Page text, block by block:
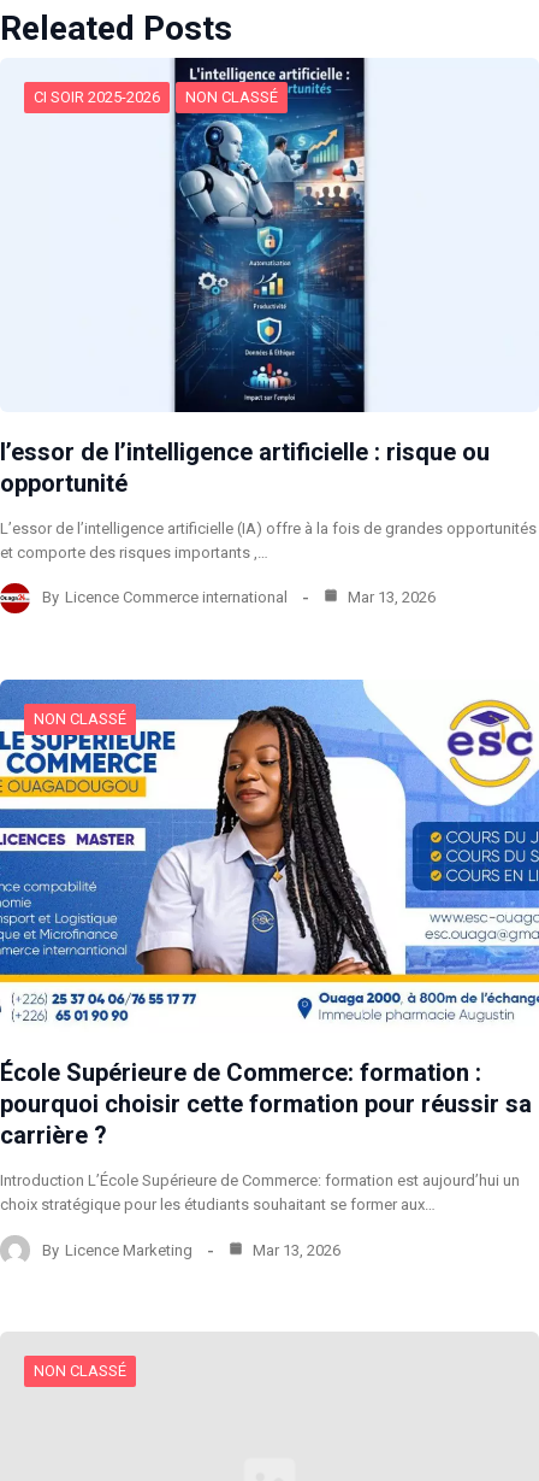
Releated Posts
CI SOIR 2025-2026 NON CLASSÉ
l’essor de l’intelligence artificielle : risque ou
opportunité
L’essor de l’intelligence artificielle (IA) offre à la fois de grandes opportunités
et comporte des risques importants ,…
By Licence Commerce international Mar 13, 2026
NON CLASSÉ
École Supérieure de Commerce: formation :
pourquoi choisir cette formation pour réussir sa
carrière ?
Introduction L’École Supérieure de Commerce: formation est aujourd’hui un
choix stratégique pour les étudiants souhaitant se former aux…
By Licence Marketing Mar 13, 2026
NON CLASSÉ